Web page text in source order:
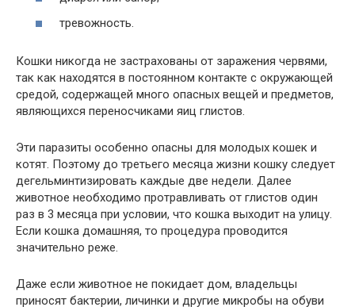
тревожность.
Кошки никогда не застрахованы от заражения червями,
так как находятся в постоянном контакте с окружающей
средой, содержащей много опасных вещей и предметов,
являющихся переносчиками яиц глистов.
Эти паразиты особенно опасны для молодых кошек и
котят. Поэтому до третьего месяца жизни кошку следует
дегельминтизировать каждые две недели. Далее
животное необходимо протравливать от глистов один
раз в 3 месяца при условии, что кошка выходит на улицу.
Если кошка домашняя, то процедура проводится
значительно реже.
Даже если животное не покидает дом, владельцы
приносят бактерии, личинки и другие микробы на обуви